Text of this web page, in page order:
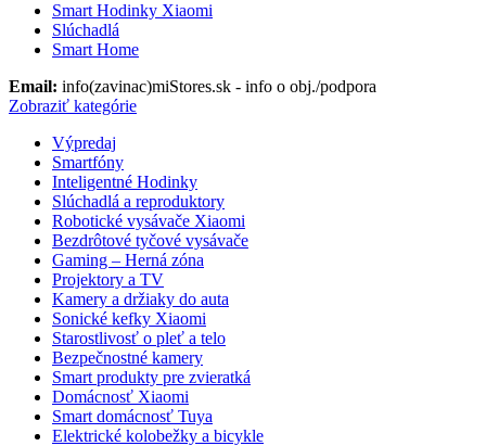
Smart Hodinky Xiaomi
Slúchadlá
Smart Home
Email: info(zavinac)miStores.sk - info o obj./podpora
Zobraziť kategórie
Výpredaj
Smartfóny
Inteligentné Hodinky
Slúchadlá a reproduktory
Robotické vysávače Xiaomi
Bezdrôtové tyčové vysávače
Gaming – Herná zóna
Projektory a TV
Kamery a držiaky do auta
Sonické kefky Xiaomi
Starostlivosť o pleť a telo
Bezpečnostné kamery
Smart produkty pre zvieratká
Domácnosť Xiaomi
Smart domácnosť Tuya
Elektrické kolobežky a bicykle